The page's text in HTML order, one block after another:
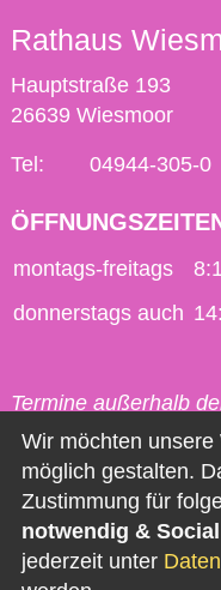
Rathaus
Hauptstraße 193
26639 Wiesmoor
Tel: 04944-305-0
montags-freitags
donnerstags auch
Termine außerhalb
vorheriger
Kontakt
Impressum
Datenschutz
Wir möchten
möglich gestalten.
Zustimmung für
notwendig &
jederzeit unter